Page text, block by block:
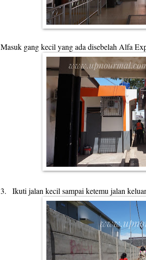
Masuk gang kecil yang ada disebelah Alfa
3. Ikuti jalan kecil sampai ketemu jalan